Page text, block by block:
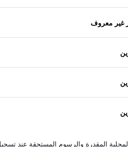
المقدرة والرسوم المستحقة عند